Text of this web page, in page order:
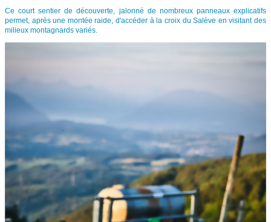
Ce court sentier de découverte, jalonné de nombreux panneaux explicatifs
permet, après une montée raide, d'accéder à la croix du Salève en visitant des
milieux montagnards variés.